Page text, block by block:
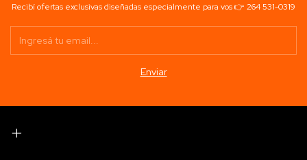
Recibí ofertas exclusivas diseñadas especialmente para vos 👉 264 531-0319